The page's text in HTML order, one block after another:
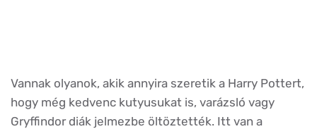
Vannak olyanok, akik annyira szeretik a Harry Pottert,
hogy még kedvenc kutyusukat is, varázsló vagy
Gryffindor diák jelmezbe öltöztették. Itt van a